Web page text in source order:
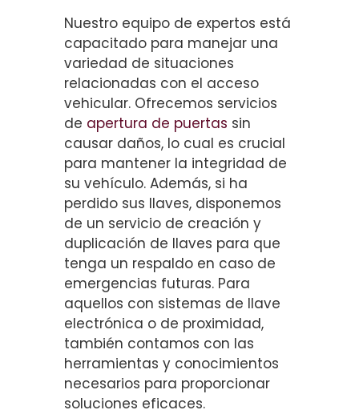
Nuestro equipo de expertos está
capacitado para manejar una
variedad de situaciones
relacionadas con el acceso
vehicular. Ofrecemos servicios
de apertura de puertas sin
causar daños, lo cual es crucial
para mantener la integridad de
su vehículo. Además, si ha
perdido sus llaves, disponemos
de un servicio de creación y
duplicación de llaves para que
tenga un respaldo en caso de
emergencias futuras. Para
aquellos con sistemas de llave
electrónica o de proximidad,
también contamos con las
herramientas y conocimientos
necesarios para proporcionar
soluciones eficaces.